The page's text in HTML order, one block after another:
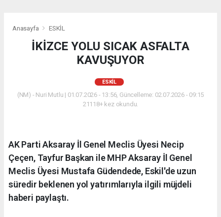
Anasayfa ESKİL
İKİZCE YOLU SICAK ASFALTA
KAVUŞUYOR
ESKİL
(NM) - Nuri Mutlu | 01.07.2026 - 13:56, Güncelleme: 02.07.2026 - 09:15
21118+ kez okundu.
AK Parti Aksaray İl Genel Meclis Üyesi Necip
Çeçen, Tayfur Başkan ile MHP Aksaray İl Genel
Meclis Üyesi Mustafa Güdendede, Eskil'de uzun
süredir beklenen yol yatırımlarıyla ilgili müjdeli
haberi paylaştı.